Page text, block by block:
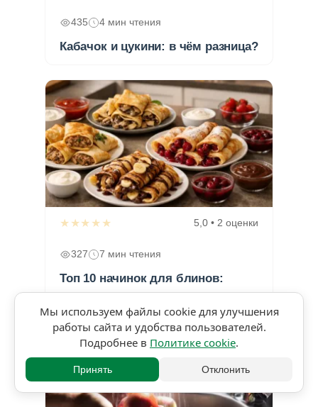
435 4 мин чтения
Кабачок и цукини: в чём разница?
★★★★★ 5,0 • 2 оценки
327 7 мин чтения
Топ 10 начинок для блинов:
идеальные сочетания для
каждого вкуса
Мы используем файлы cookie для улучшения
работы сайта и удобства пользователей.
Подробнее в Политике cookie.
Принять Отклонить